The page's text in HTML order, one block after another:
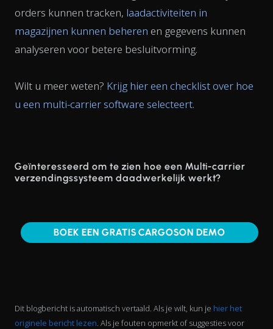
orders kunnen tracken, laadactiviteiten in
magazijnen kunnen beheren en gegevens kunnen
analyseren voor betere besluitvorming.
Wilt u meer weten? Krijg hier een checklist over hoe
u een multi-carrier software selecteert.
Geïnteresseerd om te zien hoe een Multi-carrier
verzendingssysteem daadwerkelijk werkt?
BOEK EEN GRATIS CARGOSON DEMO
Dit blogbericht is automatisch vertaald. Als je wilt, kun je hier het
originele bericht lezen. Als je fouten opmerkt of suggesties voor